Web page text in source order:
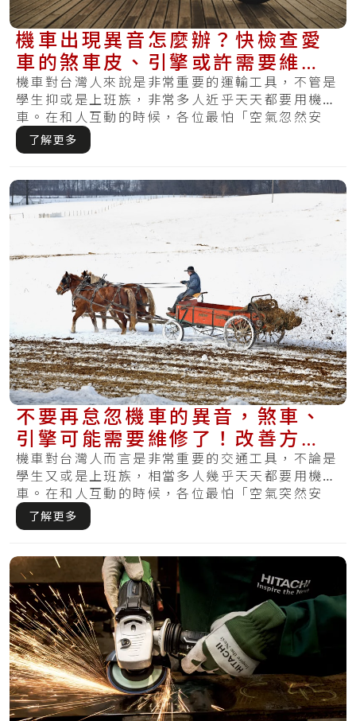
機車出現異音怎麼辦？快檢查愛
車的煞車皮、引擎或許需要維
修！
機車對台灣人來說是非常重要的運輸工具，不管是
學生抑或是上班族，非常多人近乎天天都要用機
車。在和人互動的時候，各位最怕「空氣忽然安
靜」，而.....
了解更多
不要再怠忽機車的異音，煞車、
引擎可能需要維修了！改善方法
有哪些？
機車對台灣人而言是非常重要的交通工具，不論是
學生又或是上班族，相當多人幾乎天天都要用機
車。在和人互動的時候，各位最怕「空氣突然安
靜」，而.....
了解更多